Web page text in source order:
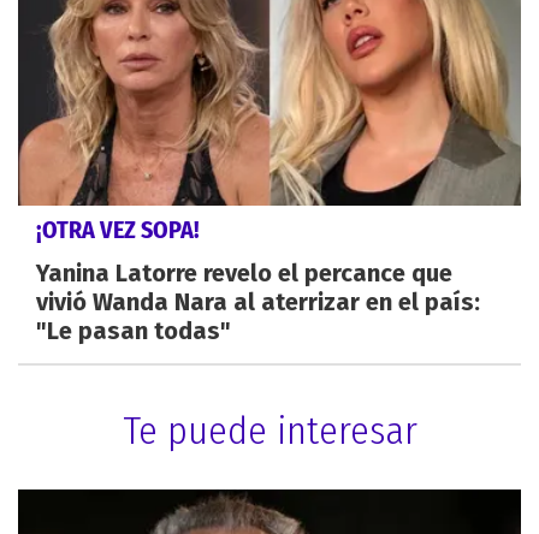
¡OTRA VEZ SOPA!
Yanina Latorre revelo el percance que
vivió Wanda Nara al aterrizar en el país:
"Le pasan todas"
Te puede interesar